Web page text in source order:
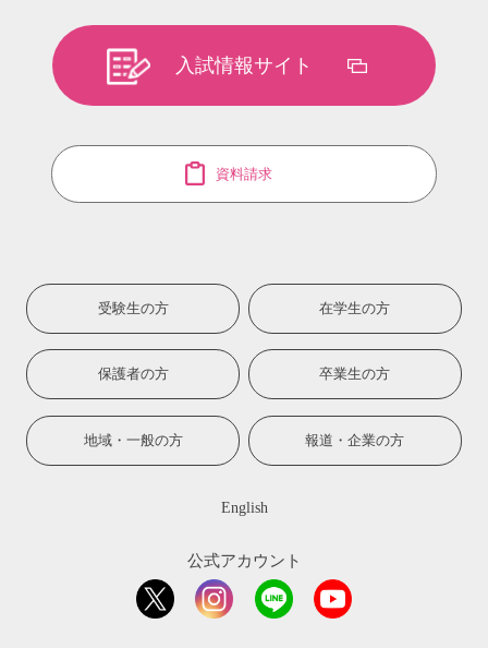
入試情報サイト
資料請求
受験生の方 在学生の方
保護者の方 卒業生の方
地域・一般の方 報道・企業の方
English
公式アカウント